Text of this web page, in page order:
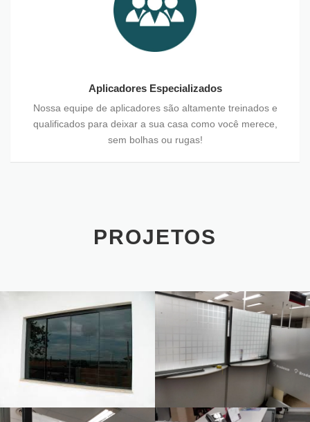
Aplicadores Especializados
Nossa equipe de aplicadores são altamente treinados e
qualificados para deixar a sua casa como você merece,
sem bolhas ou rugas!
PROJETOS